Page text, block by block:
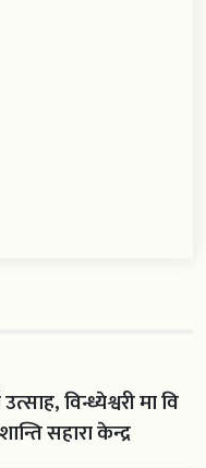
विन्ध्येश्वरी मा वि
सहारा केन्द्र